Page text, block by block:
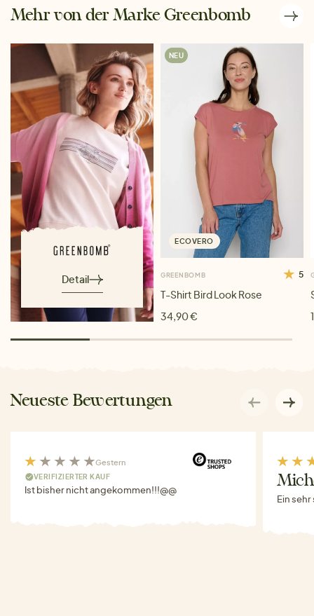
Mehr von der Marke Greenbomb
Detail
NEU
ECOVERO
GREENBOMB 5
T-Shirt Bird Look Rose
34,90 €
Neueste Bewertungen
Gestern
VERIFIZIERTER KAUF
Ist bisher nicht angekommen!!!@@
Ein